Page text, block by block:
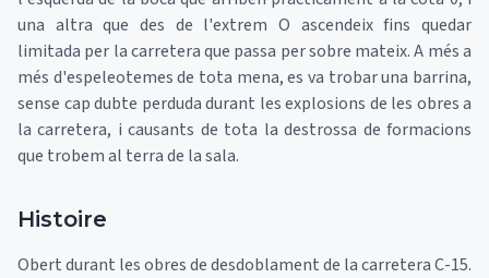
una altra que des de l'extrem O ascendeix fins quedar
limitada per la carretera que passa per sobre mateix. A més a
més d'espeleotemes de tota mena, es va trobar una barrina,
sense cap dubte perduda durant les explosions de les obres a
la carretera, i causants de tota la destrossa de formacions
que trobem al terra de la sala.
Histoire
Obert durant les obres de desdoblament de la carretera C-15.